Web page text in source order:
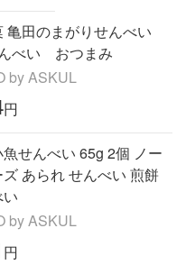
亀田のまがりせんべい
べい おつまみ
by ASKUL
円
んべい 65g 2個 ノー
あられ せんべい 煎餅
by ASKUL
円